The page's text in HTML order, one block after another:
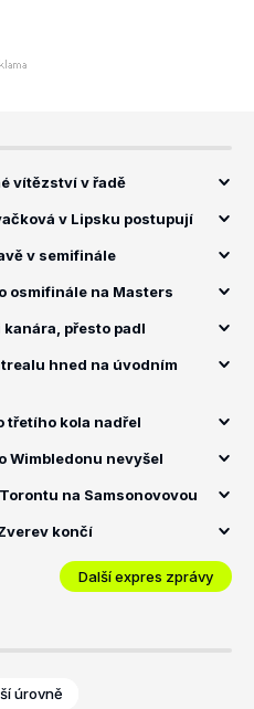
vítězství v řadě
v Lipsku postupují
v semifinále
osmifinále na Masters
přesto padl
hned na úvodním
třetího kola nadřel
Wimbledonu nevyšel
na Samsonovovou
končí
Další expres zprávy
úrovně